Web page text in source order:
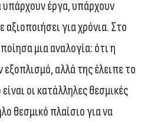
υπάρχουν έργα, υπάρχουν
αξιοποιήσει για χρόνια. Στο
μια αναλογία: ότι η
εξοπλισμό, αλλά της έλειπε το
οι κατάλληλες θεσμικές
θεσμικό πλαίσιο για να